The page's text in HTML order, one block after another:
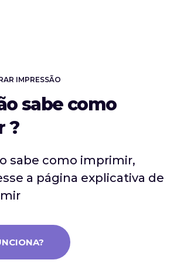
IMPRESSÃO
sabe como
?
sabe como imprimir,
a página explicativa de